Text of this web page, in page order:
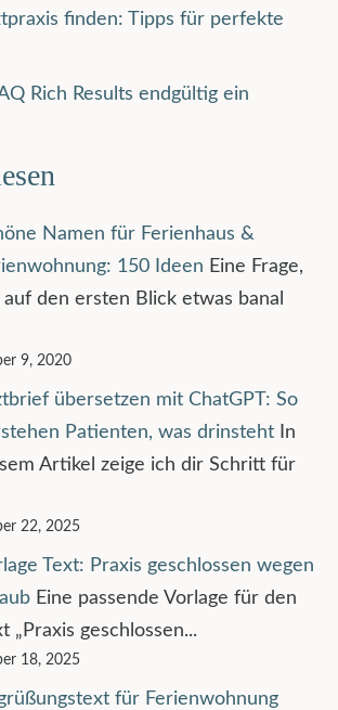
finden: Tipps für perfekte
Rich Results endgültig ein
Namen für Ferienhaus &
150 Ideen Eine Frage,
auf den ersten Blick etwas banal
9, 2020
übersetzen mit ChatGPT: So
Patienten, was drinsteht
In
Artikel zeige ich dir Schritt für
22, 2025
Text: Praxis geschlossen wegen
Eine passende Vorlage für den
„Praxis geschlossen...
18, 2025
für Ferienwohnung